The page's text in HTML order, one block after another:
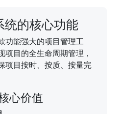
统的核心功能
功能强大的项目管理工
目的全生命周期管理，
项目按时、按质、按量完
心价值